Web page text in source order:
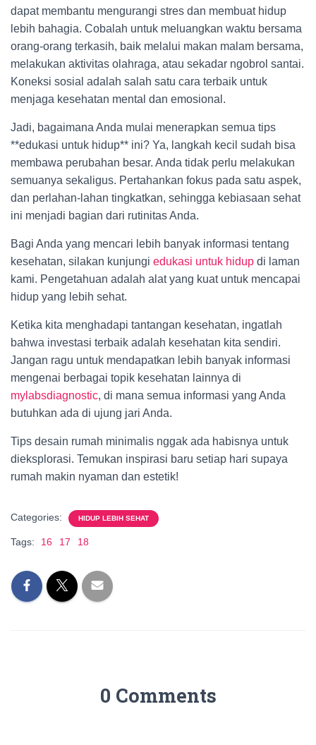
dapat membantu mengurangi stres dan membuat hidup
lebih bahagia. Cobalah untuk meluangkan waktu bersama
orang-orang terkasih, baik melalui makan malam bersama,
melakukan aktivitas olahraga, atau sekadar ngobrol santai.
Koneksi sosial adalah salah satu cara terbaik untuk
menjaga kesehatan mental dan emosional.
Jadi, bagaimana Anda mulai menerapkan semua tips
**edukasi untuk hidup** ini? Ya, langkah kecil sudah bisa
membawa perubahan besar. Anda tidak perlu melakukan
semuanya sekaligus. Pertahankan fokus pada satu aspek,
dan perlahan-lahan tingkatkan, sehingga kebiasaan sehat
ini menjadi bagian dari rutinitas Anda.
Bagi Anda yang mencari lebih banyak informasi tentang
kesehatan, silakan kunjungi edukasi untuk hidup di laman
kami. Pengetahuan adalah alat yang kuat untuk mencapai
hidup yang lebih sehat.
Ketika kita menghadapi tantangan kesehatan, ingatlah
bahwa investasi terbaik adalah kesehatan kita sendiri.
Jangan ragu untuk mendapatkan lebih banyak informasi
mengenai berbagai topik kesehatan lainnya di
mylabsdiagnostic, di mana semua informasi yang Anda
butuhkan ada di ujung jari Anda.
Tips desain rumah minimalis nggak ada habisnya untuk
dieksplorasi. Temukan inspirasi baru setiap hari supaya
rumah makin nyaman dan estetik!
Categories: HIDUP LEBIH SEHAT
Tags: 16 17 18
0 Comments